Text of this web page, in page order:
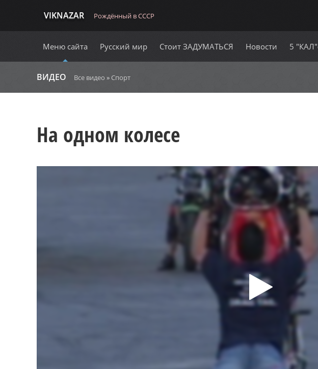
VIKNAZAR Рождённый в СССР
Меню сайта Русский мир Стоит ЗАДУМАТЬСЯ Новости 5
ВИДЕО Все видео » Спорт
На одном колесе